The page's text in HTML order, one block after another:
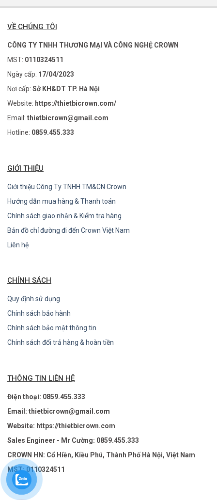
VỀ CHÚNG TÔI
CÔNG TY TNHH THƯƠNG MẠI VÀ CÔNG NGHỆ CROWN
MST: 0110324511
Ngày cấp: 17/04/2023
Nơi cấp: Sở KH&DT TP. Hà Nội
Website: https://thietbicrown.com/
Email: thietbicrown@gmail.com
Hotline: 0859.455.333
GIỚI THIỆU
Giới thiệu Công Ty TNHH TM&CN Crown
Hướng dẫn mua hàng & Thanh toán
Chính sách giao nhận & Kiểm tra hàng
Bản đồ chỉ đường đi đến Crown Việt Nam
Liên hệ
CHÍNH SÁCH
Quy định sử dụng
Chính sách bảo hành
Chính sách bảo mật thông tin
Chính sách đổi trả hàng & hoàn tiền
THÔNG TIN LIÊN HỆ
Điện thoại: 0859.455.333
Email: thietbicrown@gmail.com
Website: https://thietbicrown.com
Sales Engineer - Mr Cường: 0859.455.333
CROWN HN: Cổ Hiền, Kiều Phú, Thành Phố Hà Nội, Việt Nam
MST: 0110324511